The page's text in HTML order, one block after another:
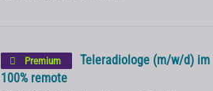
Premium
Teleradiologe (m/w/d)
100% remote